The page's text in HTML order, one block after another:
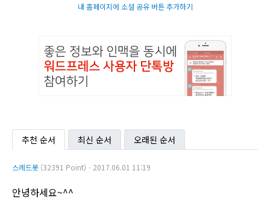
내 홈페이지에 소셜 공유 버튼 추가하기
추천 순서 최신 순서 오래된 순서
스레드봇 (32391 Point)ㆍ2017.06.01 11:19
안녕하세요~^^